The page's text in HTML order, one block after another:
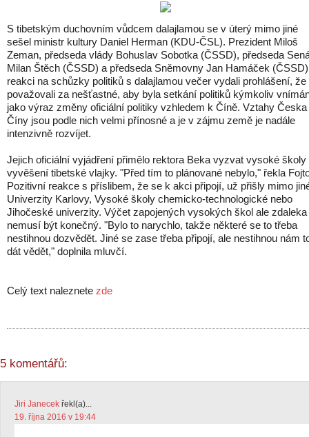
S tibetským duchovním vůdcem dalajlamou se v úterý mimo jiné
sešel ministr kultury Daniel Herman (KDU-ČSL). Prezident Miloš
Zeman, předseda vlády Bohuslav Sobotka (ČSSD), předseda
Milan Štěch (ČSSD) a předseda Sněmovny Jan Hamáček
reakci na schůzky politiků s dalajlamou večer vydali prohlášení, že
považovali za nešťastné, aby byla setkání politiků kýmkoliv
jako výraz změny oficiální politiky vzhledem k Číně. Vztahy Česka
Číny jsou podle nich velmi přínosné a je v zájmu země je nadále
intenzivně rozvíjet.
Jejich oficiální vyjádření přimělo rektora Beka vyzvat vysoké školy
vyvěšení tibetské vlajky. "Před tím to plánované nebylo," řekla
Pozitivní reakce s příslibem, že se k akci připojí, už přišly mimo
Univerzity Karlovy, Vysoké školy chemicko-technologické nebo
Jihočeské univerzity. Výčet zapojených vysokých škol ale zdaleka
nemusí být konečný. "Bylo to narychlo, takže některé se to třeba
nestihnou dozvědět. Jiné se zase třeba připojí, ale nestihnou nám
dát vědět," doplnila mluvčí.
Celý text naleznete zde
5 komentářů:
Jiri Janecek řekl(a)...
19. října 2016 v 19:44